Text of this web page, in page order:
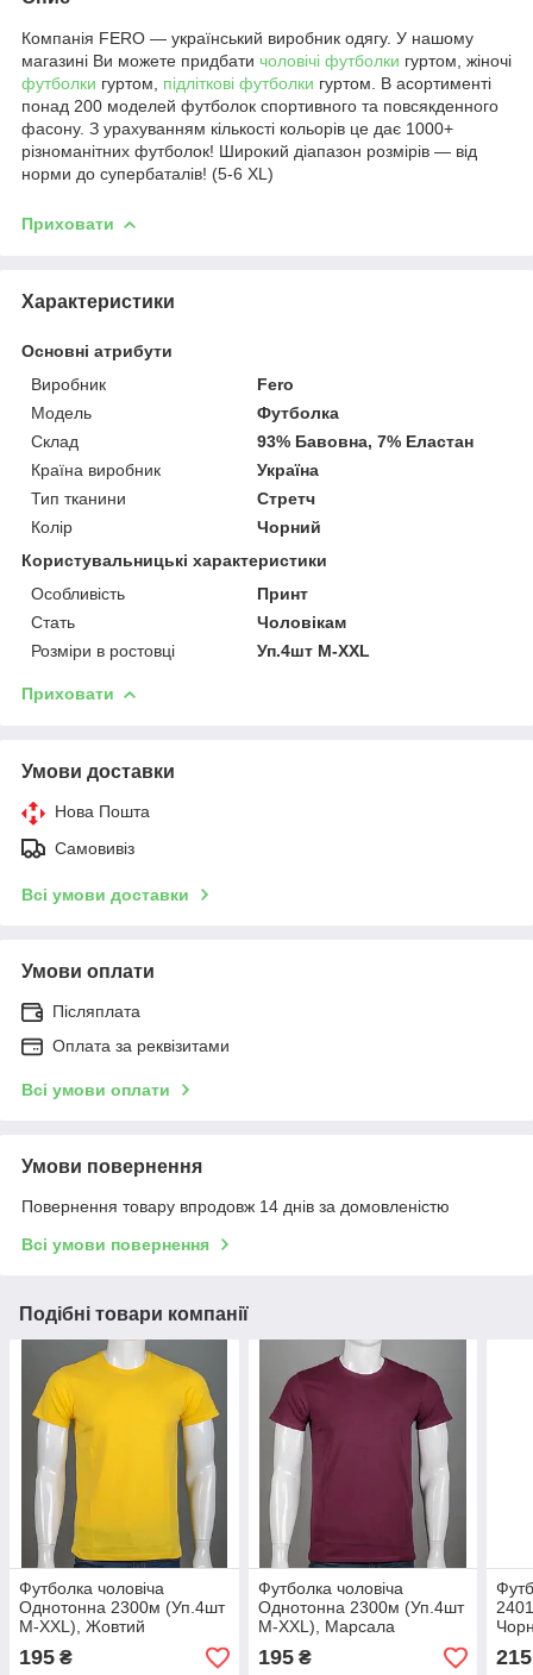
Компанія FERO — український виробник одягу. У нашому
магазині Ви можете придбати чоловічі футболки гуртом, жіночі
футболки гуртом, підліткові футболки гуртом. В асортименті
понад 200 моделей футболок спортивного та повсякденного
фасону. З урахуванням кількості кольорів це дає 1000+
різноманітних футболок! Широкий діапазон розмірів — від
норми до супербаталів! (5-6 XL)
Приховати
Характеристики
Основні атрибути
Виробник
Fero
Модель
Футболка
Склад
93% Бавовна, 7% Еластан
Країна виробник
Україна
Тип тканини
Стретч
Колір
Чорний
Користувальницькі характеристики
Особливість
Принт
Стать
Чоловікам
Розміри в ростовці
Уп.4шт M-XXL
Приховати
Умови доставки
Нова Пошта
Самовивіз
Всі умови доставки
Умови оплати
Післяплата
Оплата за реквізитами
Всі умови оплати
Умови повернення
Повернення товару впродовж 14 днів за домовленістю
Всі умови повернення
Подібні товари компанії
Футболка чоловіча
Однотонна 2300м (Уп.4шт
M-XXL), Жовтий
195 ₴
Футболка чоловіча
Однотонна 2300м (Уп.4шт
M-XXL), Марсала
195₴ 215